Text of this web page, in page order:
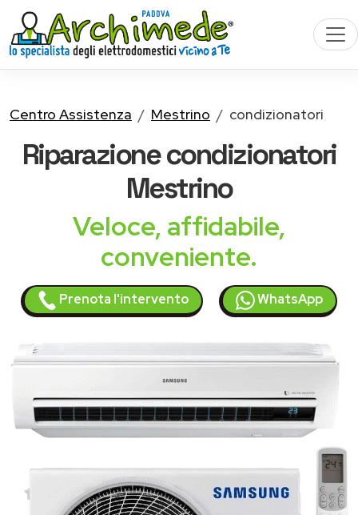
Centro Assistenza Mestrino condizionatori
Riparazionecondizionatori
Mestrino
Veloce, affidabile,
conveniente.
Prenota l'intervento WhatsApp